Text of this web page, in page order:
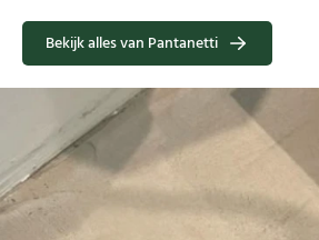
Bekijk alles van Pantanetti